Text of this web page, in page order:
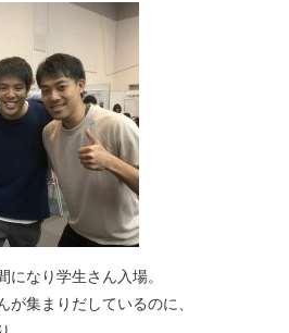
になり学生さん入場。
が集まりだしているのに、